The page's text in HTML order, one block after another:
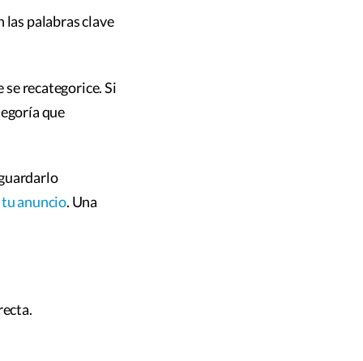
las palabras clave
se recategorice. Si
que
tu anuncio. Una